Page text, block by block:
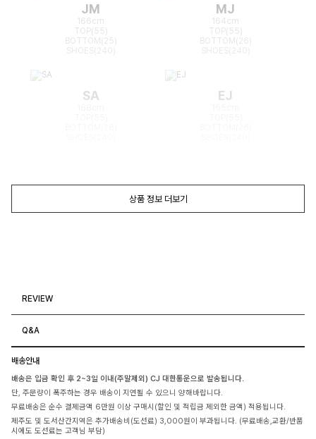
JM
166cm
TOP(55)
BOTTOM(25)
MJ
164cm
TOP(55)
BOTTOM(26)
SA EJ
상품 정보 더보기
REVIEW
Q&A
배송안내
배송은 입금 확인 후 2~3일 이내(주말제외) CJ 대한통운으로 발송됩니다.
단, 주문량이 폭주하는 경우 배송이 지연될 수 있으니 양해바랍니다.
무료배송은 순수 결제금액 6만원 이상 구매시(할인 및 적립금 제외한 금액) 적용됩니다.
제주도 및 도서산간지역은 추가배송비(도선료) 3,000원이 부과됩니다. (무료배송,교환/반품
시에도 도선료는 고객님 부담)